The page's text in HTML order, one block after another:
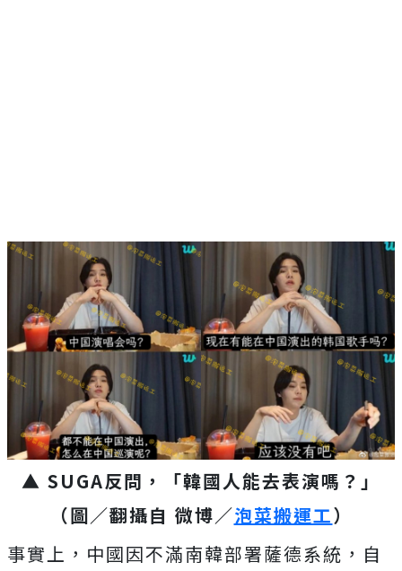
▲ SUGA反問，「韓國人能去表演嗎？」
（圖／翻攝自 微博／泡菜搬運工）
事實上，中國因不滿南韓部署薩德系統，自